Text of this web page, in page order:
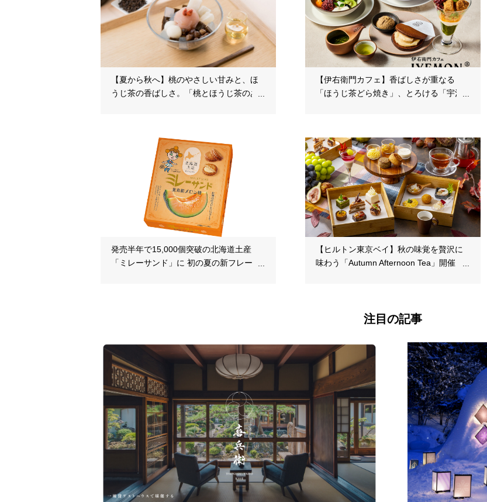
【夏から秋へ】桃のやさしい甘みと、ほ
うじ茶の香ばしさ。「桃とほうじ茶のあ
【伊右衛門カフェ】香ばしさが重なる
「ほうじ茶どら焼き」、とろける「宇治
発売半年で15,000個突破の北海道土産
「ミレーサンド」に 初の夏の新フレーバ
【ヒルトン東京ベイ】秋の味覚を贅沢に
味わう「Autumn Afternoon Tea」開催
注目の記事